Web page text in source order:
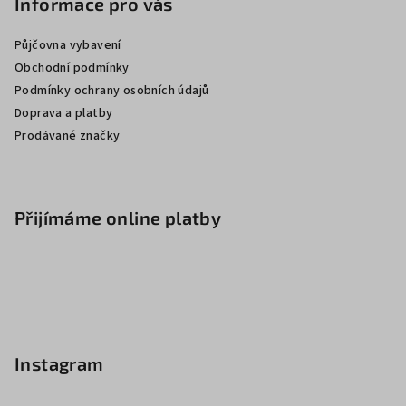
Půjčovna vybavení
Obchodní podmínky
Podmínky ochrany osobních údajů
Doprava a platby
Prodávané značky
Přijímáme online platby
Instagram